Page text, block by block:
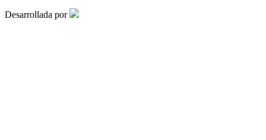
Desarrollada por